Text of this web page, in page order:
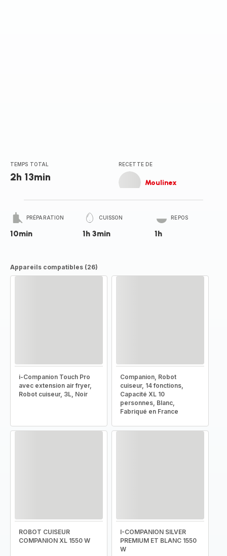
TEMPS TOTAL
2h 13min
RECETTE DE
Moulinex
PRÉPARATION
10min
CUISSON
1h 3min
REPOS
1h
Appareils compatibles (26)
i-Companion Touch Pro
avec extension air fryer,
Robot cuiseur, 3L, Noir
Companion, Robot
cuiseur, 14 fonctions,
Capacité XL 10
personnes, Blanc,
Fabriqué en France
ROBOT CUISEUR
COMPANION XL 1550 W
I-COMPANION SILVER
PREMIUM ET BLANC 1550
W